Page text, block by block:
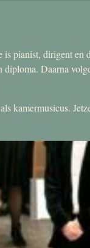
pianist, dirigent
diploma. Daarna
kamermusicus.